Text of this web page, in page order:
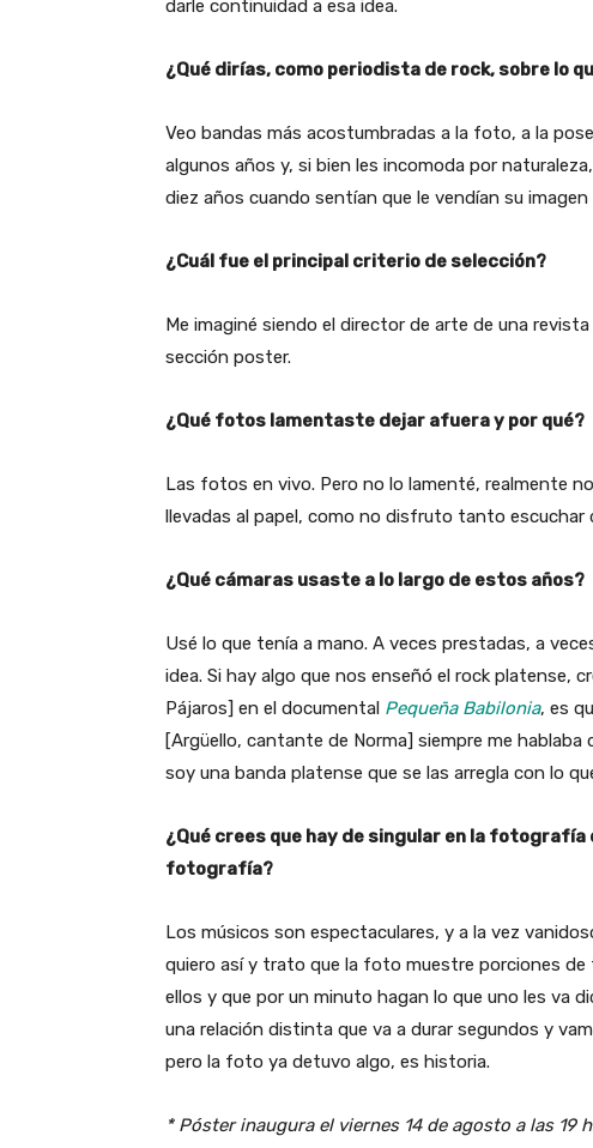
darle continuidad a esa idea.
¿Qué dirías, como periodista de rock, sobre lo
Veo bandas más acostumbradas a la foto, a la
algunos años y, si bien les incomoda por
diez años cuando sentían que le vendían su imagen
¿Cuál fue el principal criterio de selección?
Me imaginé siendo el director de arte de una
sección poster.
¿Qué fotos lamentaste dejar afuera y por qué?
Las fotos en vivo. Pero no lo lamenté, realmente
llevadas al papel, como no disfruto tanto escuchar
¿Qué cámaras usaste a lo largo de estos años?
Usé lo que tenía a mano. A veces prestadas, a
idea. Si hay algo que nos enseñó el rock platense,
Pájaros] en el documental Pequeña Babilonia, es
[Argüello, cantante de Norma] siempre me
soy una banda platense que se las arregla con lo
¿Qué crees que hay de singular en la
fotografía?
Los músicos son espectaculares, y a la vez
quiero así y trato que la foto muestre porciones
ellos y que por un minuto hagan lo que uno les va
una relación distinta que va a durar segundos y
pero la foto ya detuvo algo, es historia.
* Póster inaugura el viernes 14 de agosto a las 19